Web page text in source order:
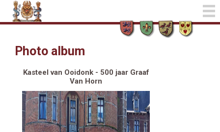
Photo album
Kasteel van Ooidonk - 500 jaar Graaf
Van Horn